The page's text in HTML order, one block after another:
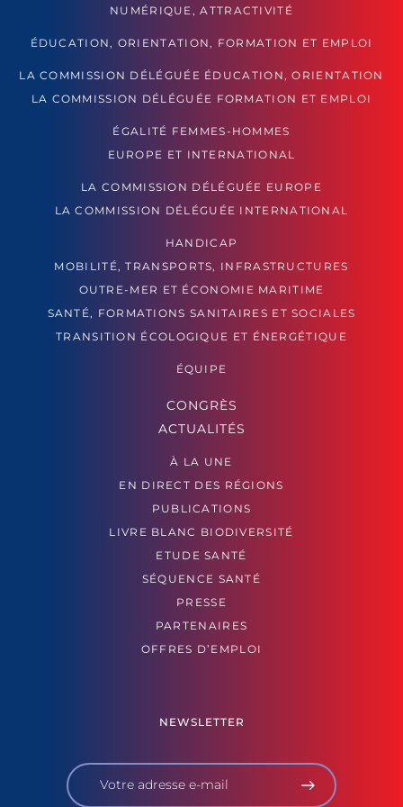
NUMÉRIQUE, ATTRACTIVITÉ
ÉDUCATION, ORIENTATION, FORMATION ET EMPLOI
LA COMMISSION DÉLÉGUÉE ÉDUCATION, ORIENTATION
LA COMMISSION DÉLÉGUÉE FORMATION ET EMPLOI
ÉGALITÉ FEMMES-HOMMES
EUROPE ET INTERNATIONAL
LA COMMISSION DÉLÉGUÉE EUROPE
LA COMMISSION DÉLÉGUÉE INTERNATIONAL
HANDICAP
MOBILITÉ, TRANSPORTS, INFRASTRUCTURES
OUTRE-MER ET ÉCONOMIE MARITIME
SANTÉ, FORMATIONS SANITAIRES ET SOCIALES
TRANSITION ÉCOLOGIQUE ET ÉNERGÉTIQUE
ÉQUIPE
CONGRÈS
ACTUALITÉS
À LA UNE
EN DIRECT DES RÉGIONS
PUBLICATIONS
LIVRE BLANC BIODIVERSITÉ
ETUDE SANTÉ
SÉQUENCE SANTÉ
PRESSE
PARTENAIRES
OFFRES D’EMPLOI
NEWSLETTER